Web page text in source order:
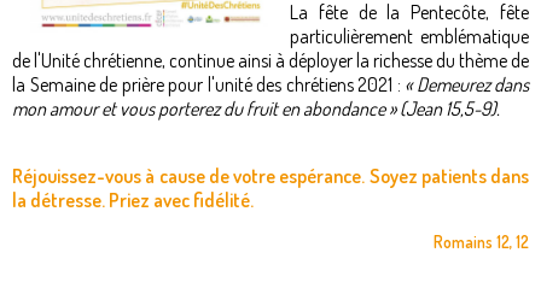
La fête de la Pentecôte, fête
particulièrement emblématique
de l'Unité chrétienne, continue ainsi à déployer la richesse du thème de
la Semaine de prière pour l'unité des chrétiens 2021 : « Demeurez dans
mon amour et vous porterez du fruit en abondance » (Jean 15,5-9).
Réjouissez-vous à cause de votre espérance. Soyez patients dans
la détresse. Priez avec fidélité.
Romains 12, 12